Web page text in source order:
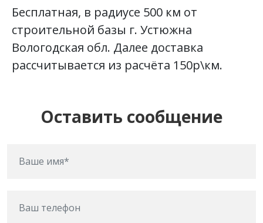
Бесплатная, в радиусе 500 км от
строительной базы г. Устюжна
Вологодская обл. Далее доставка
рассчитывается из расчёта 150р\км.
Оставить сообщение